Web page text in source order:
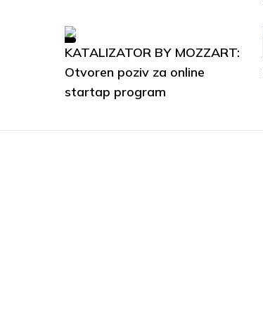
KATALIZATOR BY MOZZART:
Otvoren poziv za online
startap program